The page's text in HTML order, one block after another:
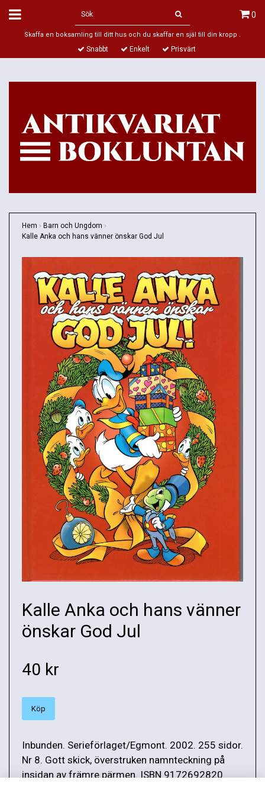
0
Skaffa en boksamling till ditt hus och du skaffar en själ till din kropp .
Snabbt Enkelt Prisvärt
Hem › Barn och Ungdom ›
Kalle Anka och hans vänner önskar God Jul
Kalle Anka och hans vänner
önskar God Jul
40 kr
Köp
Inbunden. Serieförlaget/Egmont. 2002. 255 sidor.
Nr 8. Gott skick, överstruken namnteckning på
insidan av främre pärmen. ISBN 9172692820.